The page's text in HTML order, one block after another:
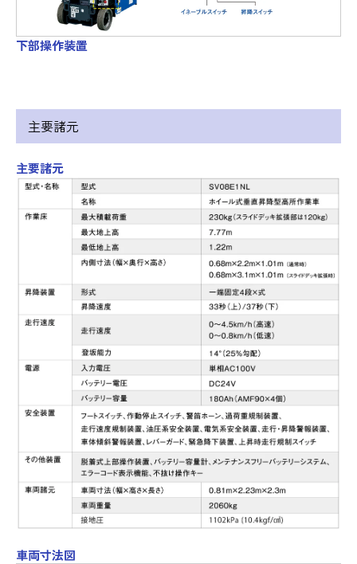
下部操作装置
主要諸元
主要諸元
車両寸法図